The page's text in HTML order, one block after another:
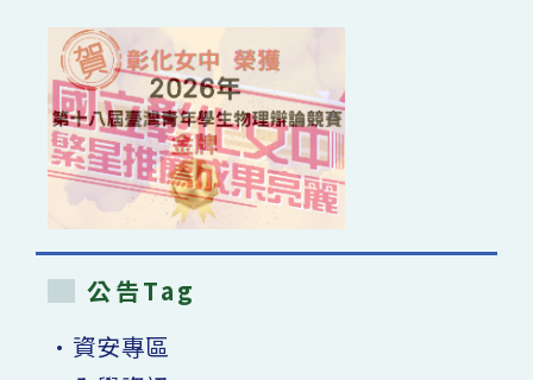
公告Tag
•資安專區